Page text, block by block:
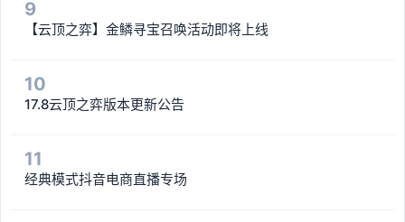
9
【云顶之弈】金鳞寻宝召唤活动即将上线
10
17.8云顶之弈版本更新公告
11
经典模式抖音电商直播专场